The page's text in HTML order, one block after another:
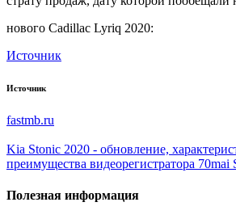
нового Cadillac Lyriq 2020:
Источник
Источник
fastmb.ru
Kia Stonic 2020 - обновление,
преимущества видеорегистратора 70mai
Полезная информация